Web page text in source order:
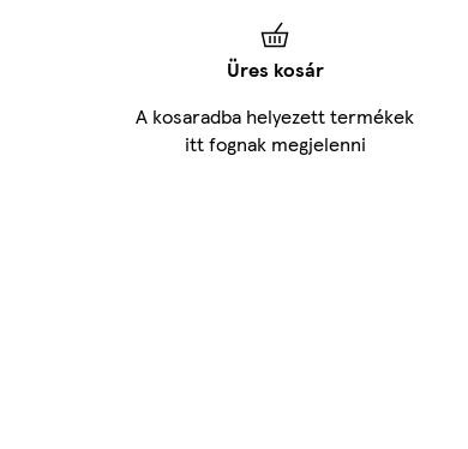
Üres kosár
A kosaradba helyezett termékek
itt fognak megjelenni